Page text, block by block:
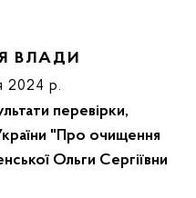
ВЛАДИ
2024 р.
перевірки,
"Про очищення
Ольги Сергіївни